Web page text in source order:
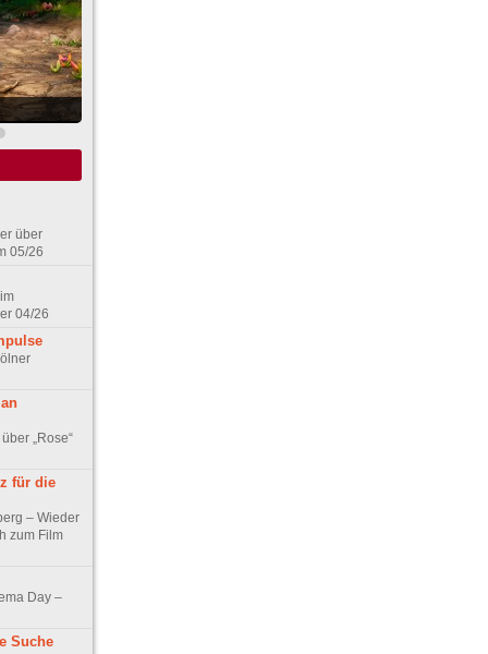
über
05/26
04/26
„Rose“
für die
– Wieder
zum Film
Day –
Suche